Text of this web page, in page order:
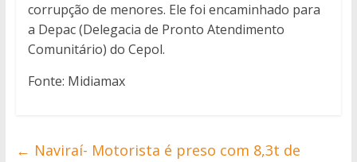
corrupção de menores. Ele foi encaminhado para
a Depac (Delegacia de Pronto Atendimento
Comunitário) do Cepol.
Fonte: Midiamax
← Naviraí- Motorista é preso com 8,3t de